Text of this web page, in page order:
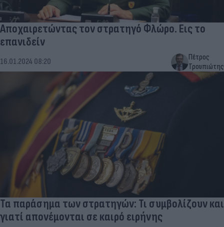
Αποχαιρετώντας τον στρατηγό Φλώρο. Εις το
επανιδείν
16.01.2024 08:20
Πέτρος
Τρουπιώτης
Τα παράσημα των στρατηγών: Τι συμβολίζουν και
γιατί απονέμονται σε καιρό ειρήνης